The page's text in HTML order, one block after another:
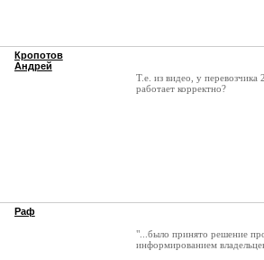
Кропотов
Андрей
Т.е. из видео, у
работает корректно?
Раф
"...было принято решение
информированием